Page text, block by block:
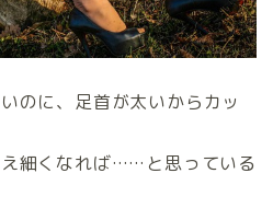
のに、足首が太いからカッ
細くなれば……と思っている